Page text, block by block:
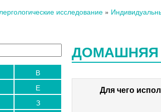
исследование »
В
Е
З
ДОМАШНЯЯ
Для чего